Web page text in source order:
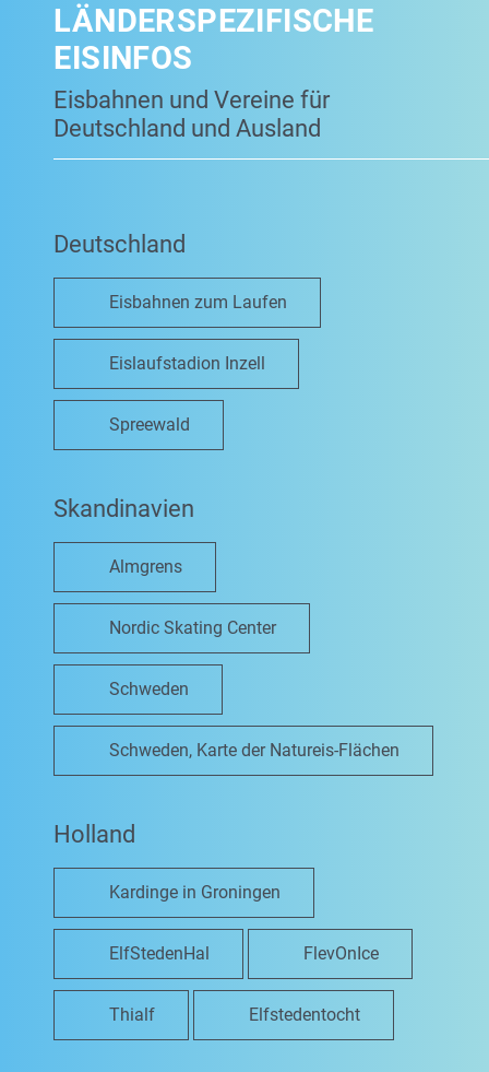
LÄNDERSPEZIFISCHE
EISINFOS
Eisbahnen und Vereine für
Deutschland und Ausland
Deutschland
Eisbahnen zum Laufen
Eislaufstadion Inzell
Spreewald
Skandinavien
Almgrens
Nordic Skating Center
Schweden
Schweden, Karte der Natureis-Flächen
Holland
Kardinge in Groningen
ElfStedenHal FlevOnIce
Thialf Elfstedentocht